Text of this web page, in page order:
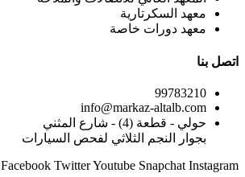
معهد السكرتارية
معهد دورات خاصة
اتصل بنا
99783210
info@markaz-altalb.com
حولي - قطعة (4) - شارع المثني
بجوار النجم الثلاثي لفحص السيارات
Facebook TwitterYoutube Snapchat Instagram